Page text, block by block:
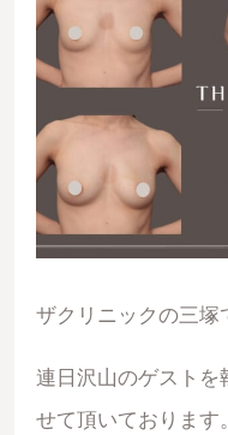
ザクリニックの三塚
連日沢山のゲストを
せて頂いております。